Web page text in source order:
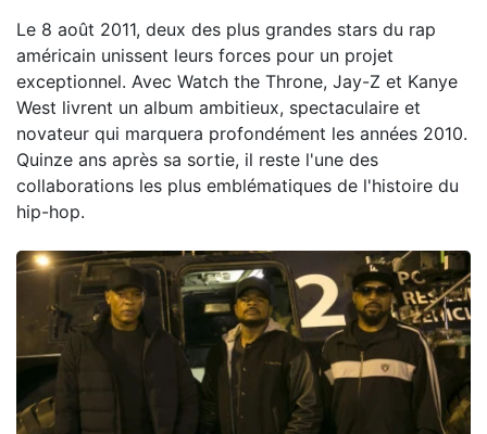
Le 8 août 2011, deux des plus grandes stars du rap
américain unissent leurs forces pour un projet
exceptionnel. Avec Watch the Throne, Jay-Z et Kanye
West livrent un album ambitieux, spectaculaire et
novateur qui marquera profondément les années 2010.
Quinze ans après sa sortie, il reste l'une des
collaborations les plus emblématiques de l'histoire du
hip-hop.